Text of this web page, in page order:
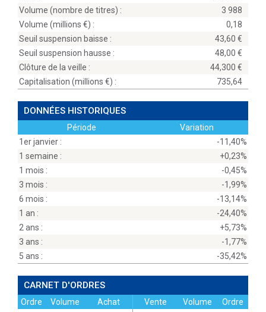
Volume (nombre de titres) :
3 988
Volume (millions
) :
0,18
Seuil suspension baisse :
43,60
Seuil suspension hausse :
48,00
Clôture de la veille :
44,300
Capitalisation (millions
) : 735,64
DONNÉES HISTORIQUES
Période
Variation
1er janvier :
-11,40%
1 semaine :
+0,23%
1 mois :
-0,45%
3 mois :
-1,99%
6 mois :
-13,14%
1 an :
-24,40%
2 ans :
+5,73%
3 ans :
-1,77%
5 ans :
-35,42%
CARNET D'ORDRES
Ordre Volume
Achat
Vente Volume
Ordre